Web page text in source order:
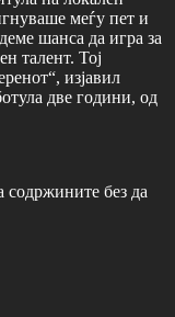
меѓу пет и
шанса да игра за
талент. Тој
изјавил
две години, од
без да